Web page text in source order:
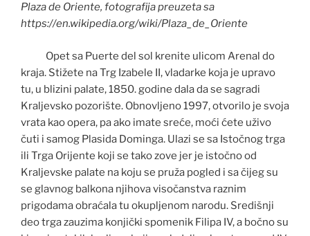
Plaza de Oriente, fotografija preuzeta sa
https://en.wikipedia.org/wiki/Plaza_de_Oriente
Opet sa Puerte del sol krenite ulicom Arenal do
kraja. Stižete na Trg Izabele II, vladarke koja je upravo
tu, u blizini palate, 1850. godine dala da se sagradi
Kraljevsko pozorište. Obnovljeno 1997, otvorilo je svoja
vrata kao opera, pa ako imate sreće, moći ćete uživo
čuti i samog Plasida Dominga. Ulazi se sa Istočnog trga
ili Trga Orijente koji se tako zove jer je istočno od
Kraljevske palate na koju se pruža pogled i sa čijeg su
se glavnog balkona njihova visočanstva raznim
prigodama obraćala tu okupljenom narodu. Središnji
deo trga zauzima konjički spomenik Filipa IV, a bočno su